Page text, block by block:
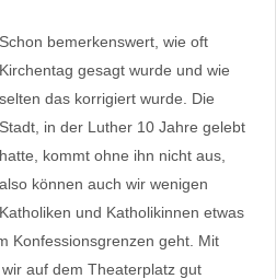
Schon bemerkenswert, wie oft
Kirchentag gesagt wurde und wie
selten das korrigiert wurde. Die
Stadt, in der Luther 10 Jahre gelebt
hatte, kommt ohne ihn nicht aus,
also können auch wir wenigen
Katholiken und Katholikinnen etwas
Konfessionsgrenzen geht. Mit
auf dem Theaterplatz gut